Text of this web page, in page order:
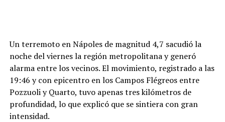
Un terremoto en Nápoles de magnitud 4,7 sacudió la
noche del viernes la región metropolitana y generó
alarma entre los vecinos. El movimiento, registrado a las
19:46 y con epicentro en los Campos Flégreos entre
Pozzuoli y Quarto, tuvo apenas tres kilómetros de
profundidad, lo que explicó que se sintiera con gran
intensidad.